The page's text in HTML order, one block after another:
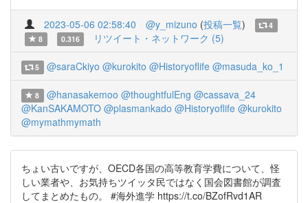
2023-05-06 02:58:40 @y_mizuno (投稿一覧)
4
8
0.316 リツイート・ネットワーク (5)
5 @saraCkiyo @kurokito @Historyoflife @masuda_ko_1
8 @hanasakemoo @thoughtfulEng @cassava_24
@KanSAKAMOTO @plasmankado @Historyoflife @kurokito
@mymathmymath
ちょい古いですが、OECD各国の高等教育学費について、怪
しい業者や、お気持ちツイッタ民ではなく国会図書館が調査
してまとめたもの。 #海外進学 https://t.co/BZofRvd1AR